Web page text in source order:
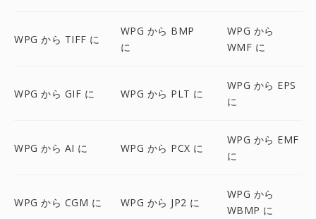
WPG から TIFF に
WPG から BMP
に
WPG から
WMF に
WPG から GIF に WPG から PLT に
WPG から EPS
に
WPG から AI に WPG から PCX に
WPG から EMF
に
WPG から CGM に WPG から JP2 に
WPG から
WBMP に